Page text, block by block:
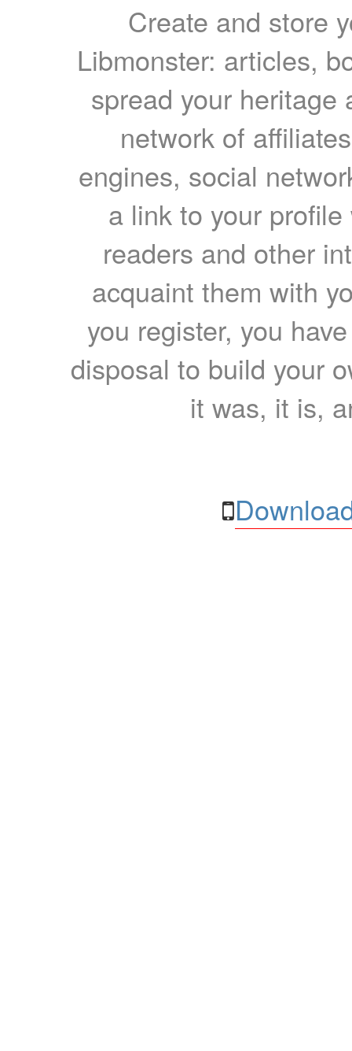
Create and store
Libmonster: articles,
spread your heritage
network of
engines, social
a link to your
readers and other
acquaint them with
you register, you
disposal to build your
it was, it is,